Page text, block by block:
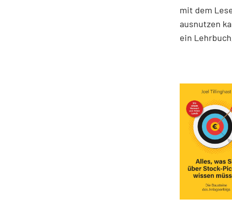
mit dem
ausnutzen
ein